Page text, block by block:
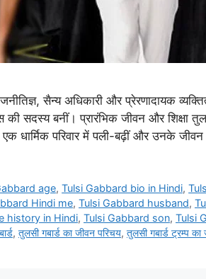
सैन्य अधिकारी और प्रेरणादायक
की सदस्य बनीं। प्रारंभिक जीवन और शिक्षा
धार्मिक परिवार में पली-बढ़ीं और उनके जीवन
age,Tulsi Gabbard bio in Hindi,
Hindi me, Tulsi Gabbard husband,
history in Hindi, Tulsi Gabbard son, Tulsi
, तुलसी गबार्ड का जीवन परिचय, तुलसी गबार्ड ट्रम्प का